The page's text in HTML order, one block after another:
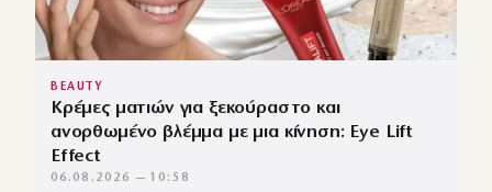
BEAUTY
Κρέμες ματιών για ξεκούραστο και
ανορθωμένο βλέμμα με μια κίνηση: Eye Lift
Effect
06.08.2026 — 10:58